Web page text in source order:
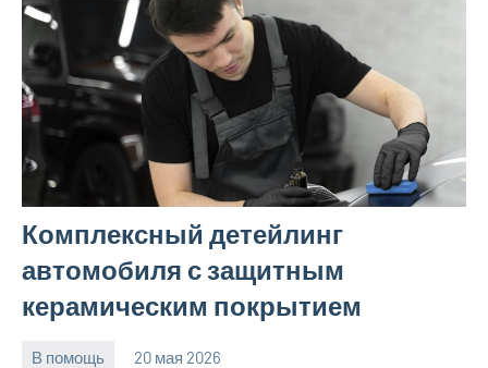
Комплексный детейлинг
автомобиля с защитным
керамическим покрытием
В помощь 20 мая 2026